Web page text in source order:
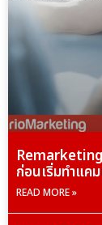
ก่อนเริ่มทำแค
READ MORE »